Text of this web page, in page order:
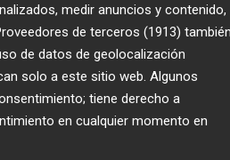
5Una
de
medir anuncios y contenido,
de terceros (1913) también
de datos de geolocalización
solo a este sitio web. Algunos
tiene derecho a
en cualquier momento en